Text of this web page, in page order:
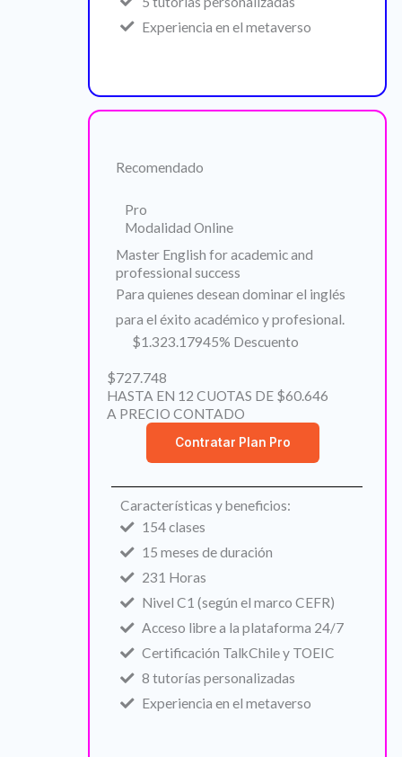
Experiencia en el metaverso
Recomendado
Pro
Modalidad Online
Master English for academic and
professional success
Para quienes desean dominar el inglés
para el éxito académico y profesional.
$1.323.17945% Descuento
$727.748
HASTA EN 12 CUOTAS DE $60.646
A PRECIO CONTADO
Contratar Plan Pro
Características y beneficios:
154 clases
15 meses de duración
231 Horas
Nivel C1 (según el marco CEFR)
Acceso libre a la plataforma 24/7
Certificación TalkChile y TOEIC
8 tutorías personalizadas
Experiencia en el metaverso